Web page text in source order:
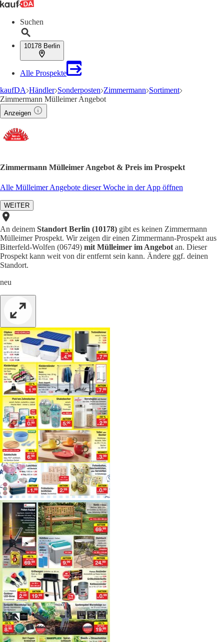
Suchen
10178 Berlin
Alle Prospekte
kaufDA Händler Sonderposten Zimmermann Sortiment
Zimmermann Mülleimer Angebot
Anzeigen
Zimmermann Mülleimer Angebot & Preis im Prospekt
Alle Mülleimer Angebote dieser Woche in der App öffnen
WEITER
An deinem Standort Berlin (10178) gibt es keinen Zimmermann
Mülleimer Prospekt. Wir zeigen dir einen Zimmermann-Prospekt aus
Bitterfeld-Wolfen (06749) mit Mülleimer im Angebot an. Dieser
Prospekt kann weit von dir entfernt sein kann. Ändere ggf. deinen
Standort.
neu